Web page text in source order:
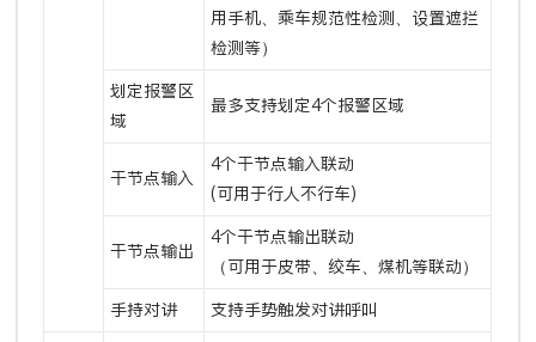
用手机、乘车规范性检测、设置遮拦
检测等）
划定报警区
域
最多支持划定4个报警区域
干节点输入
4个干节点输入联动
(可用于行人不行车)
干节点输出
4个干节点输出联动
（可用于皮带、绞车、煤机等联动）
手持对讲 支持手势触发对讲呼叫